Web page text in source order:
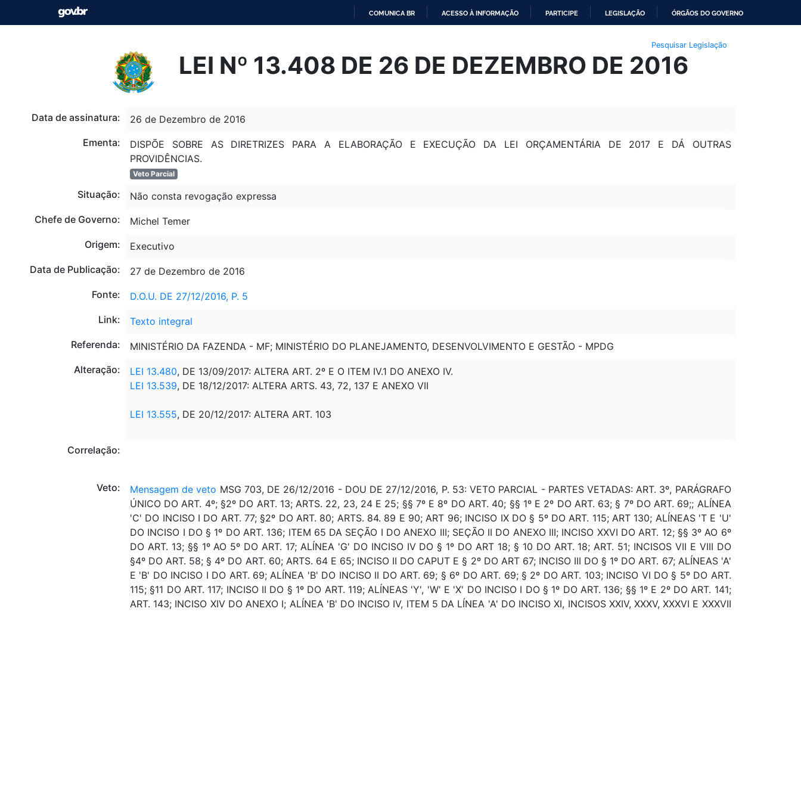
O
CONTEÚDO
COMUNICA BR ACESSO À INFORMAÇÃO PARTICIPE LEGISLAÇÃO ÓRGÃOS DO GOVERNO
Pesquisar Legislação
LEI Nº 13.408 DE 26 DE DEZEMBRO DE 2016
Data de assinatura:
26 de Dezembro de 2016
Ementa:
DISPÕE SOBRE AS DIRETRIZES PARA A ELABORAÇÃO E EXECUÇÃO DA LEI ORÇAMENTÁRIA DE 2017 E DÁ OUTRAS
PROVIDÊNCIAS.
Veto Parcial
Situação:
Não consta revogação expressa
Chefe de Governo:
Michel Temer
Origem:
Executivo
Data de Publicação:
27 de Dezembro de 2016
Fonte:
D.O.U. DE 27/12/2016, P. 5
Link:
Texto integral
Referenda:
MINISTÉRIO DA FAZENDA - MF; MINISTÉRIO DO PLANEJAMENTO, DESENVOLVIMENTO E GESTÃO - MPDG
Alteração:
LEI 13.480, DE 13/09/2017: ALTERA ART. 2º E O ITEM IV.1 DO ANEXO IV.
LEI 13.539, DE 18/12/2017: ALTERA ARTS. 43, 72, 137 E ANEXO VII
LEI 13.555, DE 20/12/2017: ALTERA ART. 103
Correlação:
Veto: Mensagem de veto MSG 703, DE 26/12/2016 - DOU DE 27/12/2016, P. 53: VETO PARCIAL - PARTES VETADAS: ART. 3º, PARÁGRAFO
ÚNICO DO ART. 4º; §2º DO ART. 13; ARTS. 22, 23, 24 E 25; §§ 7º E 8º DO ART. 40; §§ 1º E 2º DO ART. 63; § 7º DO ART. 69;; ALÍNEA
'C' DO INCISO I DO ART. 77; §2º DO ART. 80; ARTS. 84. 89 E 90; ART 96; INCISO IX DO § 5º DO ART. 115; ART 130; ALÍNEAS 'T E 'U'
DO INCISO I DO § 1º DO ART. 136; ITEM 65 DA SEÇÃO I DO ANEXO III; SEÇÃO II DO ANEXO III; INCISO XXVI DO ART. 12; §§ 3º AO 6º
DO ART. 13; §§ 1º AO 5º DO ART. 17; ALÍNEA 'G' DO INCISO IV DO § 1º DO ART 18; § 10 DO ART. 18; ART. 51; INCISOS VII E VIII DO
§4º DO ART. 58; § 4º DO ART. 60; ARTS. 64 E 65; INCISO II DO CAPUT E § 2º DO ART 67; INCISO III DO § 1º DO ART. 67; ALÍNEAS 'A'
E 'B' DO INCISO I DO ART. 69; ALÍNEA 'B' DO INCISO II DO ART. 69; § 6º DO ART. 69; § 2º DO ART. 103; INCISO VI DO § 5º DO ART.
115; §11 DO ART. 117; INCISO II DO § 1º DO ART. 119; ALÍNEAS 'Y', 'W' E 'X' DO INCISO I DO § 1º DO ART. 136; §§ 1º E 2º DO ART. 141;
ART. 143; INCISO XIV DO ANEXO I; ALÍNEA 'B' DO INCISO IV, ITEM 5 DA LÍNEA 'A' DO INCISO XI, INCISOS XXIV, XXXV, XXXVI E XXXVII